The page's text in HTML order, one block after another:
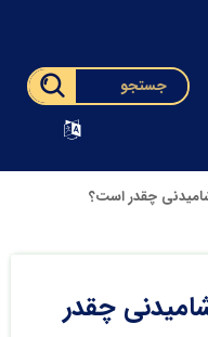
چقدر است؟
چقدر